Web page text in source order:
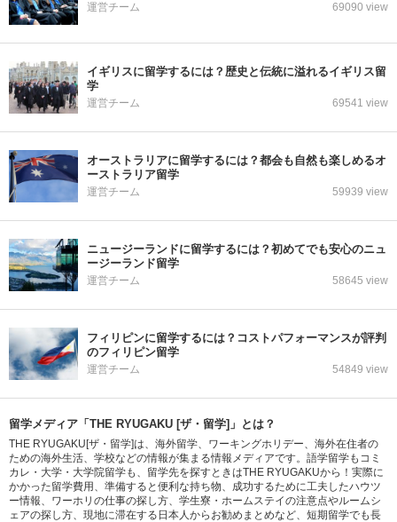
運営チーム 69090 view
イギリスに留学するには？歴史と伝統に溢れるイギリス留
学
運営チーム 69541 view
オーストラリアに留学するには？都会も自然も楽しめるオ
ーストラリア留学
運営チーム 59939 view
ニュージーランドに留学するには？初めてでも安心のニュ
ージーランド留学
運営チーム 58645 view
フィリピンに留学するには？コストパフォーマンスが評判
のフィリピン留学
運営チーム 54849 view
留学メディア「THE RYUGAKU [ザ・留学]」とは？
THE RYUGAKU[ザ・留学]は、海外留学、ワーキングホリデー、海外在住者の
ための海外生活、学校などの情報が集まる情報メディアです。語学留学もコミ
カレ・大学・大学院留学も、留学先を探すときはTHE RYUGAKUから！実際に
かかった留学費用、準備すると便利な持ち物、成功するために工夫したハウツ
ー情報、ワーホリの仕事の探し方、学生寮・ホームステイの注意点やルームシ
ェアの探し方、現地に滞在する日本人からお勧めまとめなど、短期留学でも長